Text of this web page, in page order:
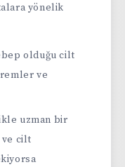
yönelik
olduğu cilt
ve
uzman bir
ve cilt